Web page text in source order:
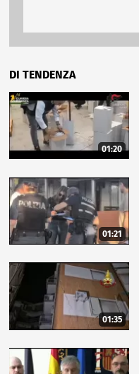
DI TENDENZA
01:20
01:21
01:35